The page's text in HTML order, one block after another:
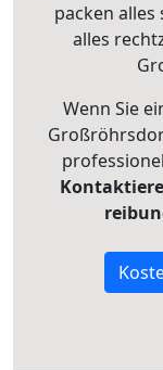
packen alles
alles
Wenn Sie